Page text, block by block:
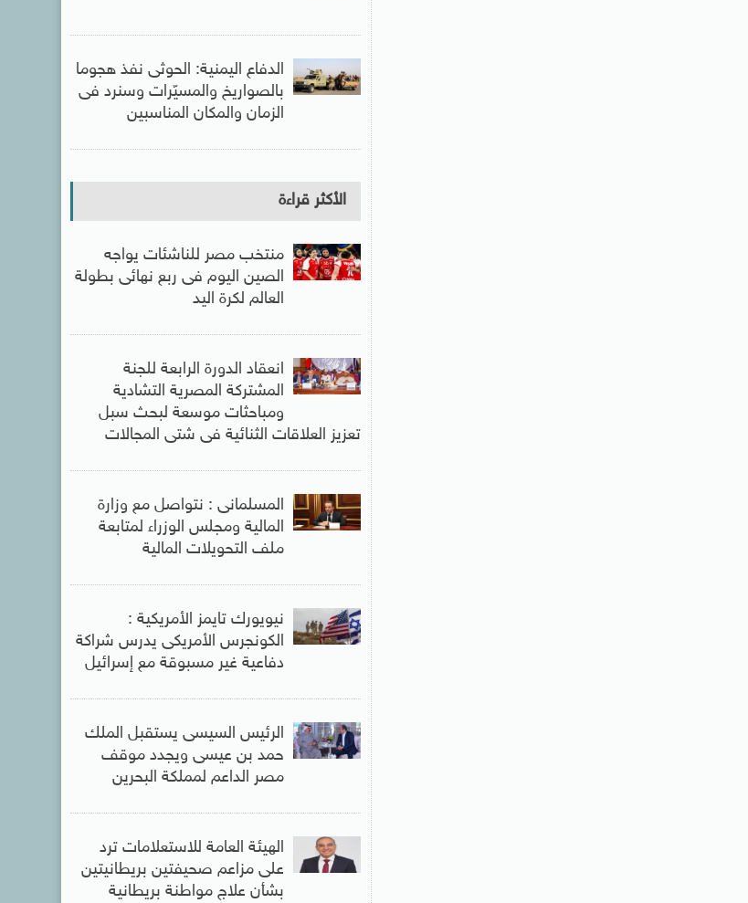
الدفاع اليمنية: الحوثى نفذ هجوما
بالصواريخ والمسيّرات وسنرد فى
الزمان والمكان المناسبين
الأكثر قراءة
منتخب مصر للناشئات يواجه
الصين اليوم فى ربع نهائى بطولة
العالم لكرة اليد
انعقاد الدورة الرابعة للجنة
المشتركة المصرية التشادية
ومباحثات موسعة لبحث سبل
تعزيز العلاقات الثنائية فى شتى المجالات
المسلمانى : نتواصل مع وزارة
المالية ومجلس الوزراء لمتابعة
ملف التحويلات المالية
نيويورك تايمز الأمريكية :
الكونجرس الأمريكى يدرس شراكة
دفاعية غير مسبوقة مع إسرائيل
الرئيس السيسى يستقبل الملك
حمد بن عيسى ويجدد موقف
مصر الداعم لمملكة البحرين
الهيئة العامة للاستعلامات ترد
على مزاعم صحيفتين بريطانيتين
بشأن علاج مواطنة بريطانية